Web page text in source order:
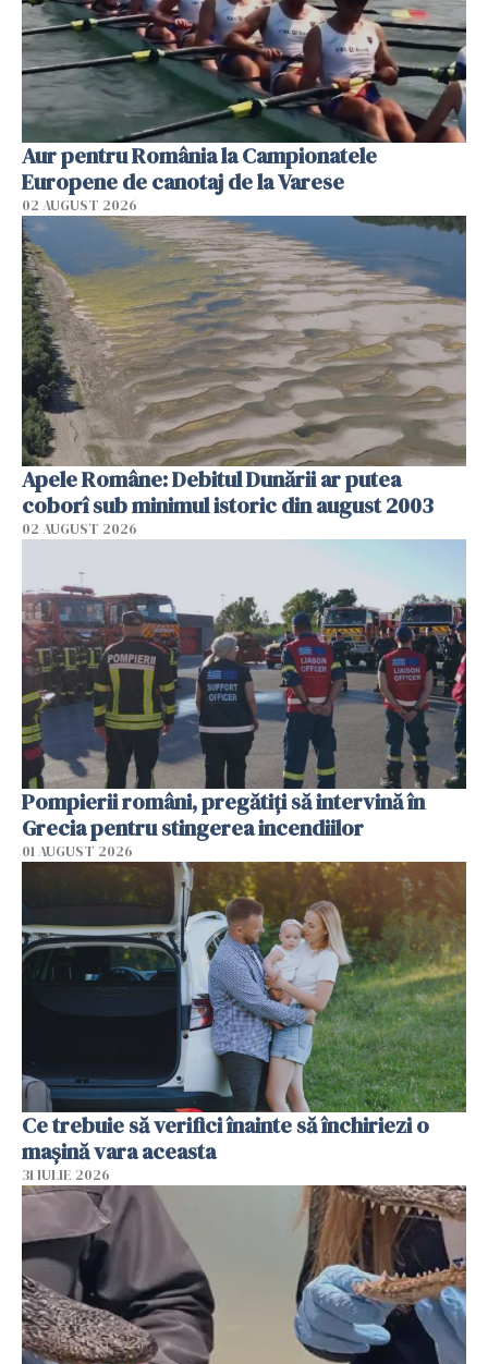
Aur pentru România la Campionatele
Europene de canotaj de la Varese
02 AUGUST 2026
Apele Române: Debitul Dunării ar putea
coborî sub minimul istoric din august 2003
02 AUGUST 2026
Pompierii români, pregătiţi să intervină în
Grecia pentru stingerea incendiilor
01 AUGUST 2026
Ce trebuie să verifici înainte să închiriezi o
mașină vara aceasta
31 IULIE 2026